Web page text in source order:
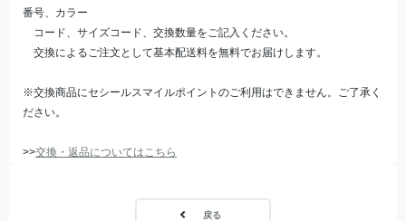
番号、カラー
コード、サイズコード、交換数量をご記入ください。
交換によるご注文として基本配送料を無料でお届けします。
※交換商品にセシールスマイルポイントのご利用はできません。ご了承く
ださい。
>>交換・返品についてはこちら
戻る